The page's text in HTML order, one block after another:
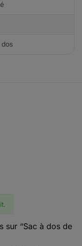
dos
sur “Sac à dos de